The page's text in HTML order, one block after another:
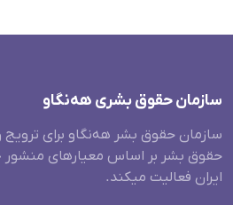
سازمان حقوق بشری هەنگاو
سازمان حقوق بشر هه‌نگاو برای
حقوق بشر بر اساس معیارهای منشور
ایران فعالیت میکند.